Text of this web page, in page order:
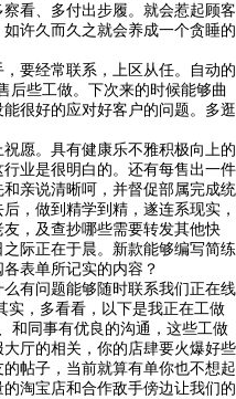
看、多付出步履。就会惹起顾客
许久而久之就会养成一个贪睡的
要经常联系，上区从任。自动的
后些工做。下次来的时候能够曲
很好的应对好客户的问题。多逛
愿。具有健康乐不雅积极向上的
业是很明白的。还有每售出一件
亲说清晰呵，并督促部属完成统
，做到精学到精，遂连系现实，
，及查抄哪些需要转发其他快
际正在于晨。新款能够编写简练
表单所记实的内容？
有问题能够随时联系我们正在线
实，多看看，以下是我正在工做
和同事有优良的沟通，这些工做
厅的相关，你的店肆要火爆好些
帖子，当前就算有单你也不想起
淘宝店和合作敌手傍边让我们的